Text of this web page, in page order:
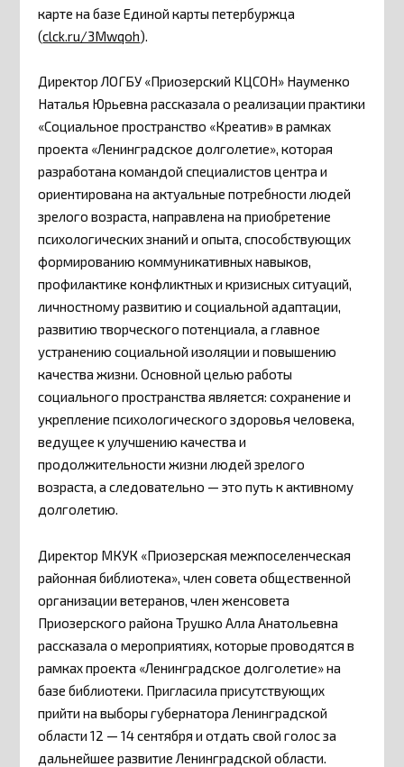
карте на базе Единой карты петербуржца
(clck.ru/3Mwqoh).
Директор ЛОГБУ «Приозерский КЦСОН» Науменко
Наталья Юрьевна рассказала о реализации практики
«Социальное пространство «Креатив» в рамках
проекта «Ленинградское долголетие», которая
разработана командой специалистов центра и
ориентирована на актуальные потребности людей
зрелого возраста, направлена на приобретение
психологических знаний и опыта, способствующих
формированию коммуникативных навыков,
профилактике конфликтных и кризисных ситуаций,
личностному развитию и социальной адаптации,
развитию творческого потенциала, а главное
устранению социальной изоляции и повышению
качества жизни. Основной целью работы
социального пространства является: сохранение и
укрепление психологического здоровья человека,
ведущее к улучшению качества и
продолжительности жизни людей зрелого
возраста, а следовательно — это путь к активному
долголетию.
Директор МКУК «Приозерская межпоселенческая
районная библиотека», член совета общественной
организации ветеранов, член женсовета
Приозерского района Трушко Алла Анатольевна
рассказала о мероприятиях, которые проводятся в
рамках проекта «Ленинградское долголетие» на
базе библиотеки. Пригласила присутствующих
прийти на выборы губернатора Ленинградской
области 12 — 14 сентября и отдать свой голос за
дальнейшее развитие Ленинградской области.